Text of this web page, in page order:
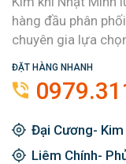
hàng đầu phân
chuyên gia lựa
ĐẶT HÀNG NHANH
Đại Cương-
Liêm Chính-